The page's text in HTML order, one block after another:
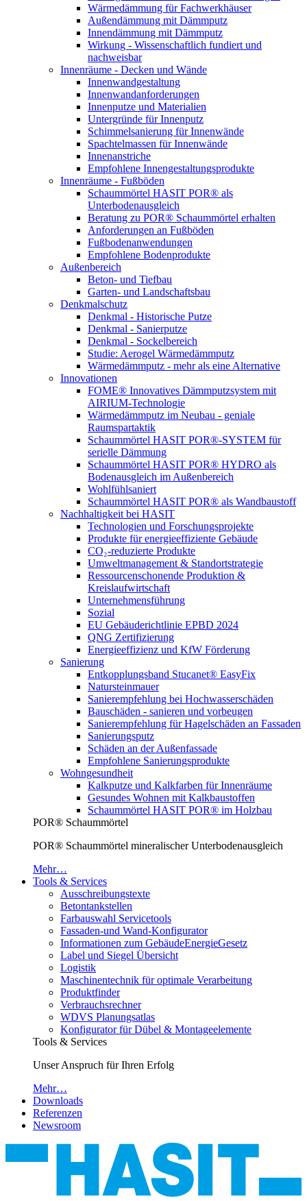
Wärmedämmung für Fachwerkhäuser
Außendämmung mit Dämmputz
Innendämmung mit Dämmputz
Wirkung - Wissenschaftlich fundiert und
nachweisbar
Innenräume - Decken und Wände
Innenwandgestaltung
Innenwandanforderungen
Innenputze und Materialien
Untergründe für Innenputz
Schimmelsanierung für Innenwände
Spachtelmassen für Innenwände
Innenanstriche
Empfohlene Innengestaltungsprodukte
Innenräume - Fußböden
Schaummörtel HASIT POR® als
Unterbodenausgleich
Beratung zu POR® Schaummörtel erhalten
Anforderungen an Fußböden
Fußbodenanwendungen
Empfohlene Bodenprodukte
Außenbereich
Beton- und Tiefbau
Garten- und Landschaftsbau
Denkmalschutz
Denkmal - Historische Putze
Denkmal - Sanierputze
Denkmal - Sockelbereich
Studie: Aerogel Wärmedämmputz
Wärmedämmputz - mehr als eine Alternative
Innovationen
FOME® Innovatives Dämmputzsystem mit
AIRIUM-Technologie
Wärmedämmputz im Neubau - geniale
Raumspartaktik
Schaummörtel HASIT POR®-SYSTEM für
serielle Dämmung
Schaummörtel HASIT POR® HYDRO als
Bodenausgleich im Außenbereich
Wohlfühlsaniert
Schaummörtel HASIT POR® als Wandbaustoff
Nachhaltigkeit bei HASIT
Technologien und Forschungsprojekte
Produkte für energieeffiziente Gebäude
CO₂-reduzierte Produkte
Umweltmanagement & Standortstrategie
Ressourcenschonende Produktion &
Kreislaufwirtschaft
Unternehmensführung
Sozial
EU Gebäuderichtlinie EPBD 2024
QNG Zertifizierung
Energieeffizienz und KfW Förderung
Sanierung
Entkopplungsband Stucanet® EasyFix
Natursteinmauer
Sanierempfehlung bei Hochwasserschäden
Bauschäden - sanieren und vorbeugen
Sanierempfehlung für Hagelschäden an Fassaden
Sanierungsputz
Schäden an der Außenfassade
Empfohlene Sanierungsprodukte
Wohngesundheit
Kalkputze und Kalkfarben für Innenräume
Gesundes Wohnen mit Kalkbaustoffen
Schaummörtel HASIT POR® im Holzbau
POR® Schaummörtel
POR® Schaummörtel mineralischer Unterbodenausgleich
Mehr…
Tools & Services
Ausschreibungstexte
Betontankstellen
Farbauswahl Servicetools
Fassaden-und Wand-Konfigurator
Informationen zum GebäudeEnergieGesetz
Label und Siegel Übersicht
Logistik
Maschinentechnik für optimale Verarbeitung
Produktfinder
Verbrauchsrechner
WDVS Planungsatlas
Konfigurator für Dübel & Montageelemente
Tools & Services
Unser Anspruch für Ihren Erfolg
Mehr…
Downloads
Referenzen
Newsroom